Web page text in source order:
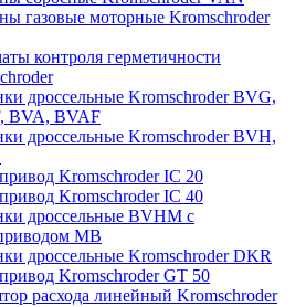
газовые моторные Kromschroder
контроля герметичности
дроссельные Kromschroder BVG,
BVA, BVAF
дроссельные Kromschroder BVH,
Kromschroder IC 20
Kromschroder IC 40
дроссельные BVHM с
МВ
дроссельные Kromschroder DKR
Kromschroder GT 50
расхода линейный Kromschroder